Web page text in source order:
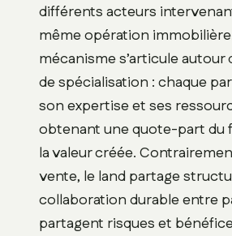
différents acteurs
même opération
mécanisme s’articule autour
de spécialisation : chaque
son expertise et ses
obtenant une quote-part du
la valeur créée.
vente, le land partage
collaboration durable entre
partagent risques et